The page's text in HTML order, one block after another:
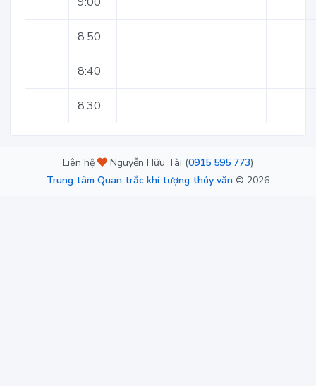
8:50
8:40
8:30
Liên hệ Nguyễn Hữu Tài (0915 595 773)
Trung tâm Quan trắc khí tượng thủy văn © 2026